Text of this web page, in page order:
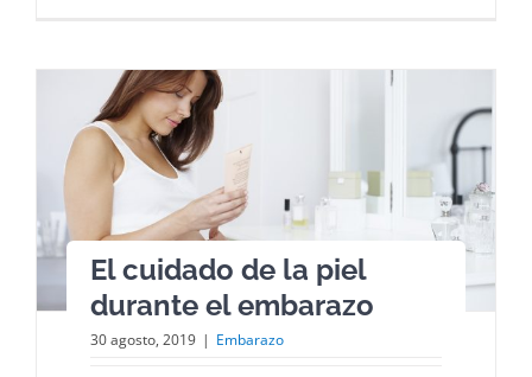
El cuidado de la piel
durante el embarazo
30 agosto, 2019 | Embarazo